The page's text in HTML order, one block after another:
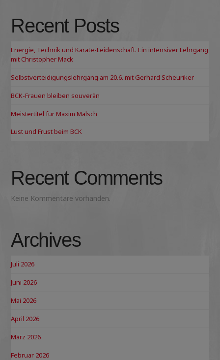
Recent Posts
Energie, Technik und Karate-Leidenschaft. Ein intensiver Lehrgang
mit Christopher Mack
Selbstverteidigungslehrgang am 20.6. mit Gerhard Scheuriker
BCK-Frauen bleiben souverän
Meistertitel für Maxim Malsch
Lust und Frust beim BCK
Recent Comments
Keine Kommentare vorhanden.
Archives
Juli 2026
Juni 2026
Mai 2026
April 2026
März 2026
Februar 2026